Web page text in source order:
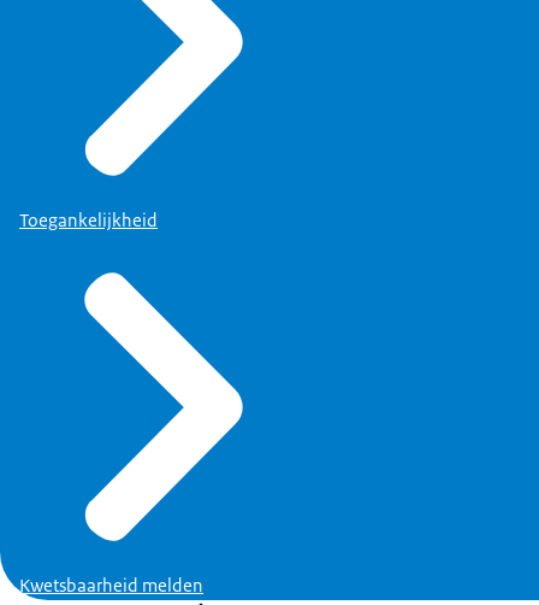
Toegankelijkheid
Kwetsbaarheid melden